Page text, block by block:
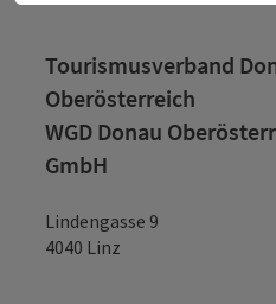
Tourismusverband
Oberösterreich
WGD Donau
GmbH
Lindengasse 9
4040 Linz